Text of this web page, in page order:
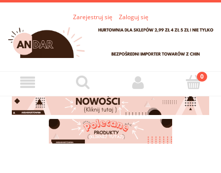
Zarejestruj się Zaloguj się